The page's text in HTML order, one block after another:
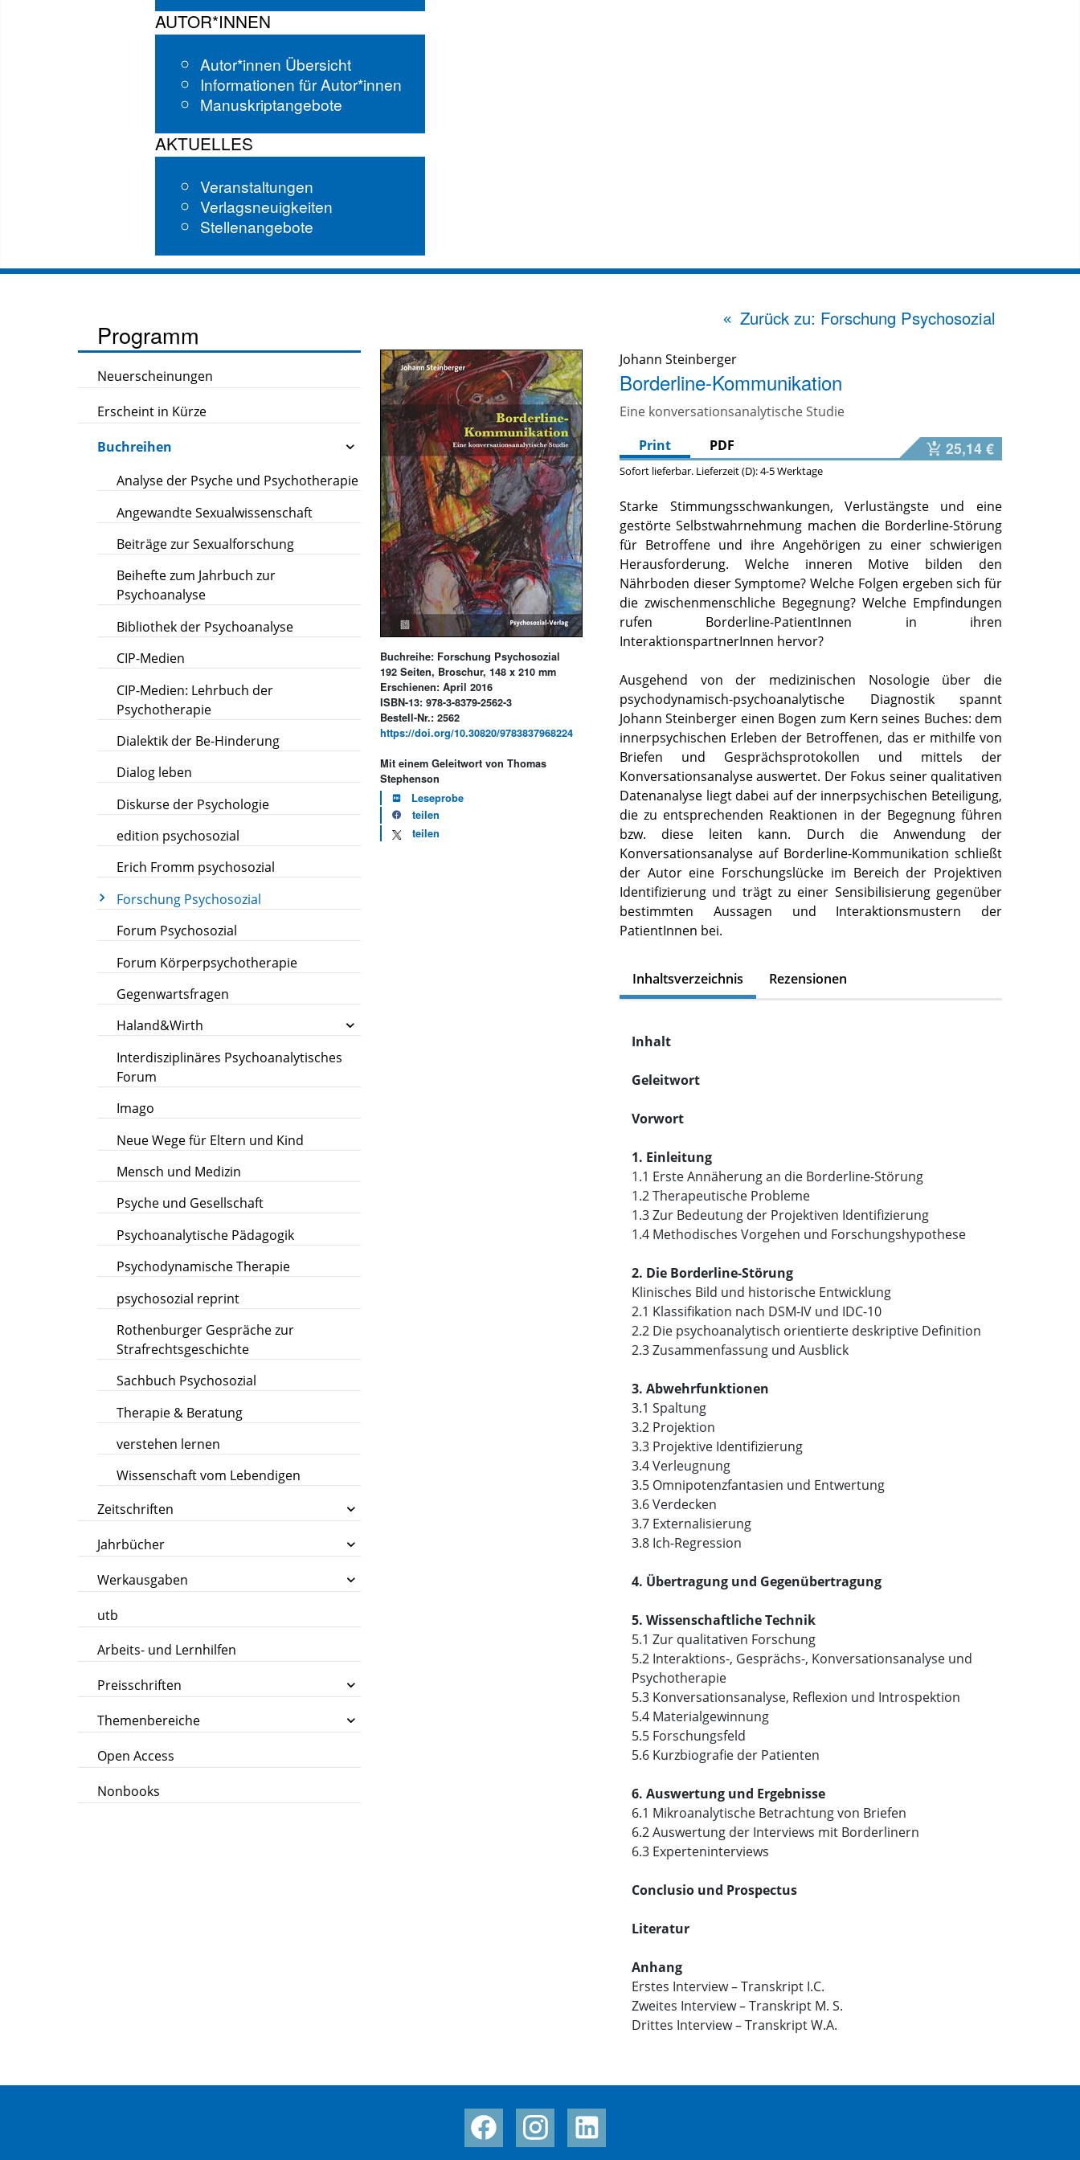
AUTOR*INNEN
Autor*innen Übersicht
Informationen für Autor*innen
Manuskriptangebote
AKTUELLES
Veranstaltungen
Verlagsneuigkeiten
Stellenangebote
Programm
Neuerscheinungen
Erscheint in Kürze
Buchreihen
Analyse der Psyche und Psychotherapie
Angewandte Sexualwissenschaft
Beiträge zur Sexualforschung
Beihefte zum Jahrbuch zur
Psychoanalyse
Bibliothek der Psychoanalyse
CIP-Medien
CIP-Medien: Lehrbuch der
Psychotherapie
Dialektik der Be-Hinderung
Dialog leben
Diskurse der Psychologie
edition psychosozial
Erich Fromm psychosozial
Forschung Psychosozial
Forum Psychosozial
Forum Körperpsychotherapie
Gegenwartsfragen
Haland&Wirth
Interdisziplinäres Psychoanalytisches
Forum
Imago
Neue Wege für Eltern und Kind
Mensch und Medizin
Psyche und Gesellschaft
Psychoanalytische Pädagogik
Psychodynamische Therapie
psychosozial reprint
Rothenburger Gespräche zur
Strafrechtsgeschichte
Sachbuch Psychosozial
Therapie & Beratung
verstehen lernen
Wissenschaft vom Lebendigen
Zeitschriften
Jahrbücher
Werkausgaben
utb
Arbeits- und Lernhilfen
Preisschriften
Themenbereiche
Open Access
Nonbooks
Zurück zu: Forschung Psychosozial
Buchreihe: Forschung Psychosozial
192 Seiten, Broschur, 148 x 210 mm
Erschienen: April 2016
ISBN-13: 978-3-8379-2562-3
Bestell-Nr.: 2562
https://doi.org/10.30820/9783837968224
Mit einem Geleitwort von Thomas
Stephenson
Leseprobe
teilen
teilen
Johann Steinberger
Borderline-Kommunikation
Eine konversationsanalytische Studie
Print
PDF 25,14 €
Sofort lieferbar. Lieferzeit (D): 4-5 Werktage
Starke Stimmungsschwankungen, Verlustängste und eine
gestörte Selbstwahrnehmung machen die Borderline-Störung
für Betroffene und ihre Angehörigen zu einer schwierigen
Herausforderung. Welche inneren Motive bilden den
Nährboden dieser Symptome? Welche Folgen ergeben sich für
die zwischenmenschliche Begegnung? Welche Empfindungen
rufen Borderline-PatientInnen in ihren
InteraktionspartnerInnen hervor?
Ausgehend von der medizinischen Nosologie über die
psychodynamisch-psychoanalytische Diagnostik spannt
Johann Steinberger einen Bogen zum Kern seines Buches: dem
innerpsychischen Erleben der Betroffenen, das er mithilfe von
Briefen und Gesprächsprotokollen und mittels der
Konversationsanalyse auswertet. Der Fokus seiner qualitativen
Datenanalyse liegt dabei auf der innerpsychischen Beteiligung,
die zu entsprechenden Reaktionen in der Begegnung führen
bzw. diese leiten kann. Durch die Anwendung der
Konversationsanalyse auf Borderline-Kommunikation schließt
der Autor eine Forschungslücke im Bereich der Projektiven
Identifizierung und trägt zu einer Sensibilisierung gegenüber
bestimmten Aussagen und Interaktionsmustern der
PatientInnen bei.
Inhaltsverzeichnis Rezensionen
Inhalt
Geleitwort
Vorwort
1. Einleitung
1.1 Erste Annäherung an die Borderline-Störung
1.2 Therapeutische Probleme
1.3 Zur Bedeutung der Projektiven Identifizierung
1.4 Methodisches Vorgehen und Forschungshypothese
2. Die Borderline-Störung
Klinisches Bild und historische Entwicklung
2.1 Klassifikation nach DSM-IV und IDC-10
2.2 Die psychoanalytisch orientierte deskriptive Definition
2.3 Zusammenfassung und Ausblick
3. Abwehrfunktionen
3.1 Spaltung
3.2 Projektion
3.3 Projektive Identifizierung
3.4 Verleugnung
3.5 Omnipotenzfantasien und Entwertung
3.6 Verdecken
3.7 Externalisierung
3.8 Ich-Regression
4. Übertragung und Gegenübertragung
5. Wissenschaftliche Technik
5.1 Zur qualitativen Forschung
5.2 Interaktions-, Gesprächs-, Konversationsanalyse und
Psychotherapie
5.3 Konversationsanalyse, Reflexion und Introspektion
5.4 Materialgewinnung
5.5 Forschungsfeld
5.6 Kurzbiografie der Patienten
6. Auswertung und Ergebnisse
6.1 Mikroanalytische Betrachtung von Briefen
6.2 Auswertung der Interviews mit Borderlinern
6.3 Experteninterviews
Conclusio und Prospectus
Literatur
Anhang
Erstes Interview – Transkript I.C.
Zweites Interview – Transkript M. S.
Drittes Interview – Transkript W.A.